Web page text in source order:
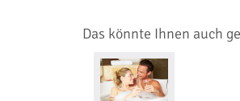
Das könnte Ihnen auch